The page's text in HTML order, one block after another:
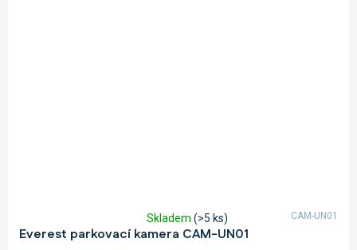
Everest parkovací kamera CAM-UN01
hodnocení
Skladem (>5 ks) CAM-UN01